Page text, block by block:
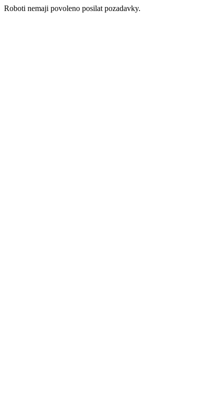
Roboti nemaji povoleno posilat pozadavky.